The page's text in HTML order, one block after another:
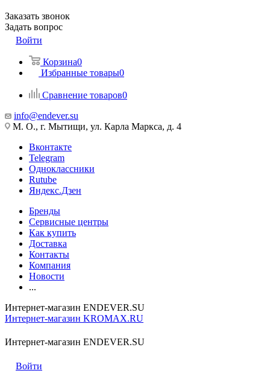
Заказать звонок
Задать вопрос
Войти
Корзина0
Избранные товары0
Сравнение товаров0
info@endever.su
М. О., г. Мытищи, ул. Карла Маркса, д. 4
Вконтакте
Telegram
Одноклассники
Rutube
Яндекс.Дзен
Бренды
Сервисные центры
Как купить
Доставка
Контакты
Компания
Новости
...
Интернет-магазин ENDEVER.SU
Интернет-магазин KROMAX.RU
Интернет-магазин ENDEVER.SU
Войти